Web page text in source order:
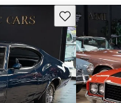
Guarda este